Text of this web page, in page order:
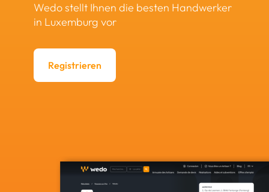
Wedo stellt Ihnen die besten Handwerker
in Luxemburg vor
Registrieren